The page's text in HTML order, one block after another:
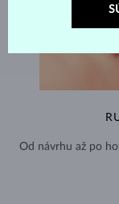
Od návrhu až po